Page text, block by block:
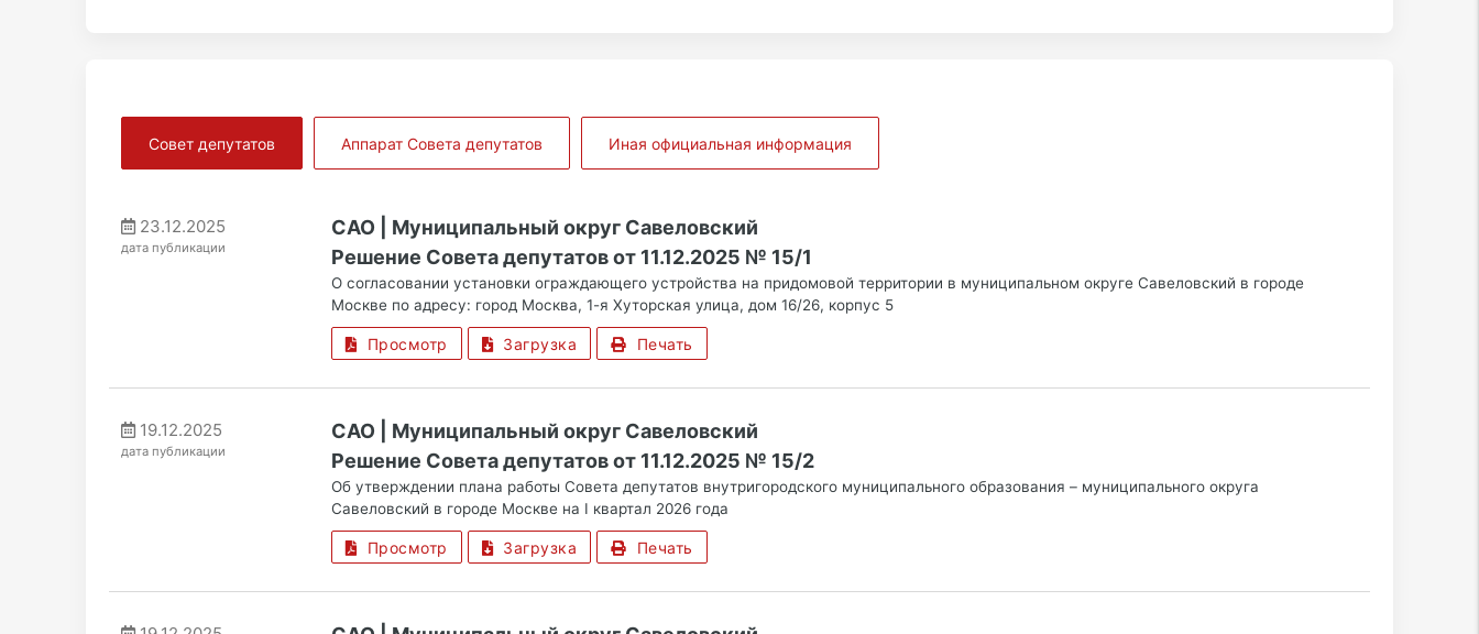
Совет депутатов Аппарат Совета депутатов Иная официальная информация
23.12.2025
дата публикации
САО | Муниципальный округ Савеловский
Решение Совета депутатов от 11.12.2025 № 15/1
О согласовании установки ограждающего устройства на придомовой территории в муниципальном округе Савеловский в городе
Москве по адресу: город Москва, 1-я Хуторская улица, дом 16/26, корпус 5
Просмотр Загрузка Печать
19.12.2025
дата публикации
САО | Муниципальный округ Савеловский
Решение Совета депутатов от 11.12.2025 № 15/2
Об утверждении плана работы Совета депутатов внутригородского муниципального образования – муниципального округа
Савеловский в городе Москве на I квартал 2026 года
Просмотр Загрузка Печать